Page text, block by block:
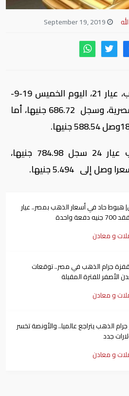
ارتفع سعر جرام الذهب، عيار 21، اليوم الخميس 19-9-
2019 في الأسواق المصرية، وسجل 686.72 جنيها، أما
أما سعر جرام الذهب عيار 24 سجل 784.98 جنيها،
5.494 جنيها.
هبوط حاد في أسعار الذهب بمصر.. عيار
و معادن
جرام الذهب في مصر.. توقعات
الأصفر للفترة المقبلة
و معادن
الذهب يتراجع عالميا.. والأونصة تخسر
و معادن